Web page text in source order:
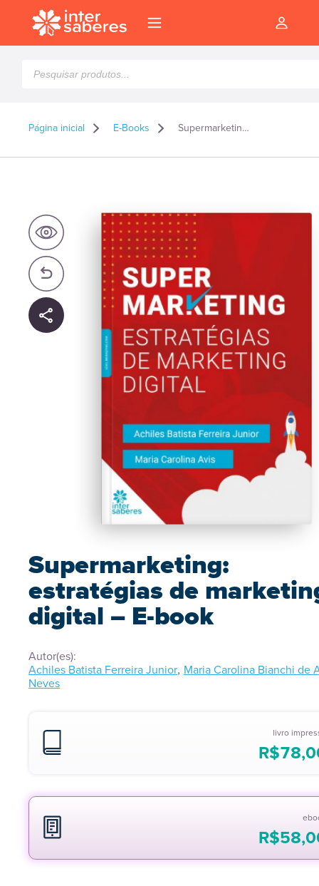
produtos
Página inicial E-Books Supermarketing: estratégias de marketing digital – E-book
Supermarketing:
estratégias de
digital – E-book
Autor(es):
Achiles Batista Ferreira Junior, Maria Carolina Bianchi de
Neves
livro
R$
R$